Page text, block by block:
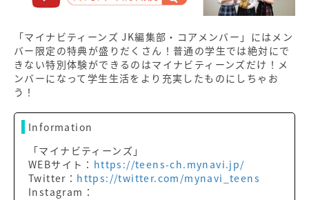
「マイナビティーンズ JK編集部・コアメンバー」にはメン
バー限定の特典が盛りだくさん！普通の学生では絶対にで
きない特別体験ができるのはマイナビティーンズだけ！メ
ンバーになって学生生活をより充実したものにしちゃお
う！
Information
「マイナビティーンズ」
WEBサイト： https://teens-ch.mynavi.jp/
Twitter： https://twitter.com/mynavi_teens
Instagram：